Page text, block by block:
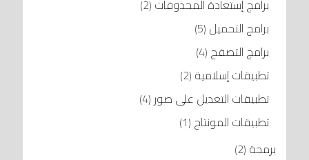
برامج إستعادة المحذوفات (2)
برامج التحميل (5)
برامج التصفح (4)
تطبيقات إسلامية (2)
تطبيقات التعديل على صور (4)
تطبيقات المونتاج (1)
برمجة (2)